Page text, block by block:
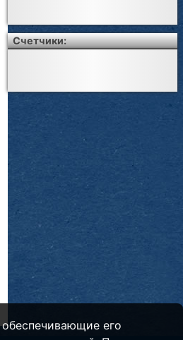
Счетчики:
его